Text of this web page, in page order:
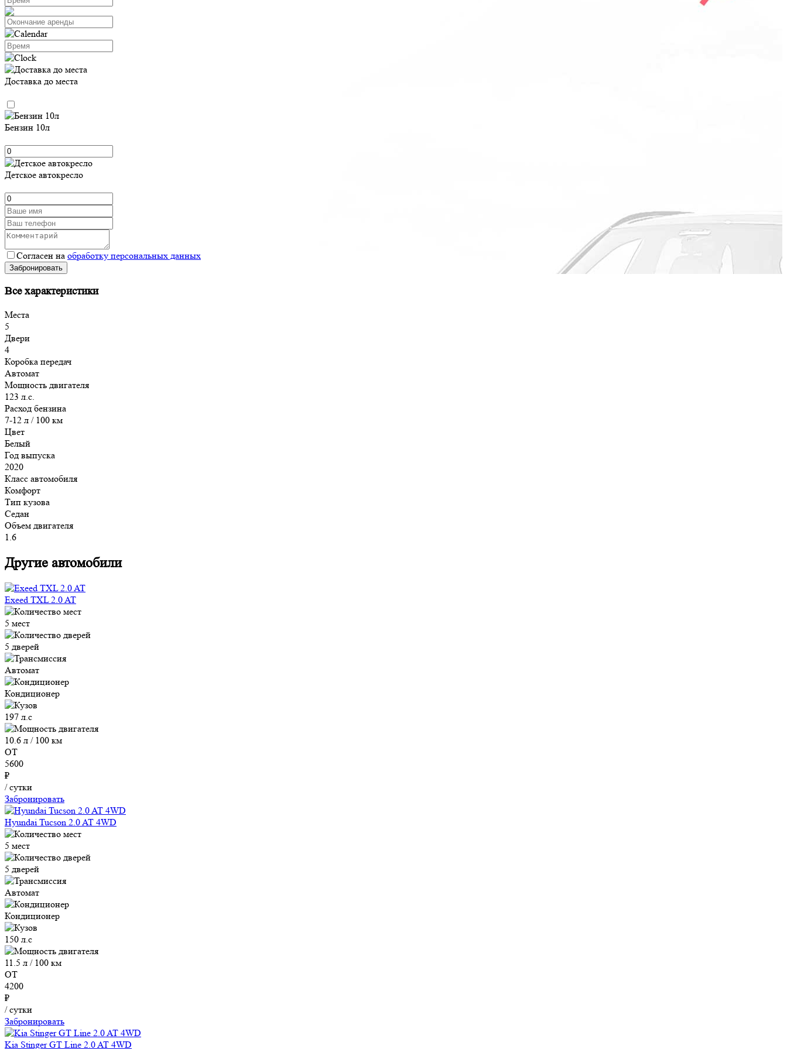
Доставка до места
Бензин 10л
Детское автокресло
Согласен на обработку персональных данных
Забронировать
Все характеристики
Места
5
Двери
4
Коробка передач
Автомат
Мощность двигателя
123 л.с.
Расход бензина
7-12 л / 100 км
Цвет
Белый
Год выпуска
2020
Класс автомобиля
Комфорт
Тип кузова
Седан
Объем двигателя
1.6
Другие автомобили
Exeed TXL 2.0 AT
5 мест
5 дверей
Автомат
Кондиционер
197 л.с
10.6 л / 100 км
ОТ
5600
₽
/ сутки
Забронировать
Hyundai Tucson 2.0 AT 4WD
5 мест
5 дверей
Автомат
Кондиционер
150 л.с
11.5 л / 100 км
ОТ
4200
₽
/ сутки
Забронировать
Kia Stinger GT Line 2.0 AT 4WD